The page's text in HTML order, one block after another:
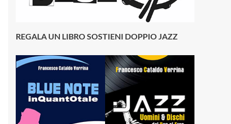
REGALA UN LIBRO SOSTIENI DOPPIO JAZZ